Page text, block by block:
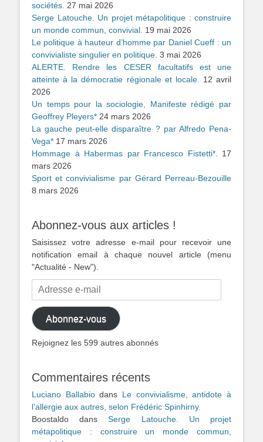
sociétés. 27 mai 2026
Serge Latouche. Un projet métapolitique : construire
un monde commun, convivial. 19 mai 2026
Le politique à hauteur d’homme par Daniel Cueff : un
convivialiste singulier en politique. 3 mai 2026
ALERTE. Rendre les CESER facultatifs est une
atteinte à la démocratie régionale et locale. 12 avril
2026
Un temps pour la sociologie, Manifeste rédigé par
Geoffrey Pleyers* 24 mars 2026
La gauche peut-elle disparaître ? par Alfredo Pena-
Vega* 17 mars 2026
Hommage à Habermas par Francesco Fistetti*. 17
mars 2026
Sport et convivialisme par Gérard Perreau-Bezouille
8 mars 2026
Abonnez-vous aux articles !
Saisissez votre adresse e-mail pour recevoir une
notification email à chaque nouvel article (menu
"Actualité - New").
Adresse
e-
mail
Abonnez-vous
Rejoignez les 599 autres abonnés
Commentaires récents
Luciano Ballabiodans Le convivialisme, antidote à
l’allergie aux autres, selon Frédéric Spinhirny.
Boostaldo dansSerge Latouche. Un projet
métapolitique : construire un monde commun,